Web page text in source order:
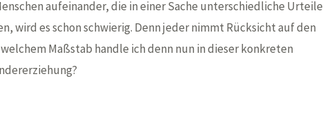
aufeinander, die in einer Sache unterschiedliche Urteile
wird es schon schwierig. Denn jeder nimmt Rücksicht auf den
Maßstab handle ich denn nun in dieser konkreten